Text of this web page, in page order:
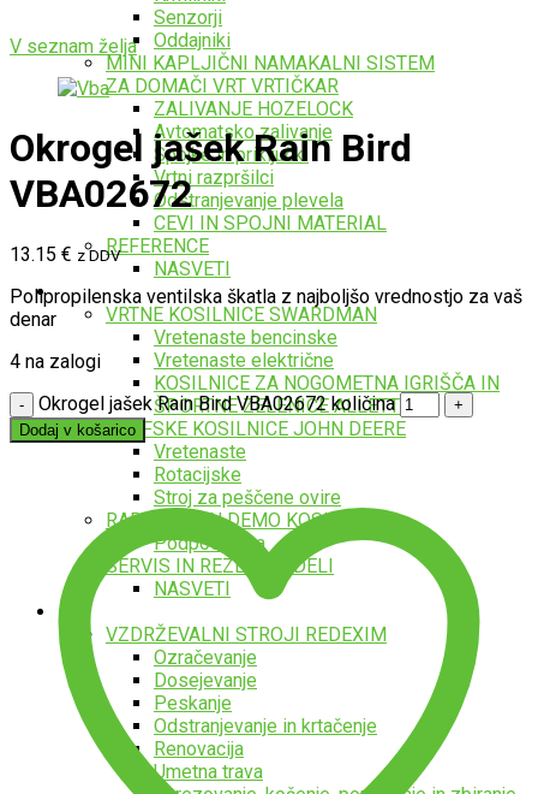
Senzorji
Oddajniki
MINI KAPLJIČNI NAMAKALNI SISTEM
ZA DOMAČI VRT VRTIČKAR
ZALIVANJE HOZELOCK
Avtomatsko zalivanje
Spojke in priključki
Vrtni razpršilci
Odstranjevanje plevela
CEVI IN SPOJNI MATERIAL
REFERENCE
NASVETI
Kosilnice
VRTNE KOSILNICE SWARDMAN
Vretenaste bencinske
Vretenaste električne
KOSILNICE ZA NOGOMETNA IGRIŠČA IN
ŠPORTNE ZELENICE ALLETT
GOLFSKE KOSILNICE JOHN DEERE
Vretenaste
Rotacijske
Stroj za peščene ovire
RABLJENE IN DEMO KOSILNICE
Podpostavka
SERVIS IN REZERVNI DELI
NASVETI
Vzdrževalni stroji
VZDRŽEVALNI STROJI REDEXIM
Ozračevanje
Dosejevanje
Peskanje
Odstranjevanje in krtačenje
Renovacija
Umetna trava
V seznam želja
Okrogel jašek Rain Bird
VBA02672
13.15 € z DDV
Polipropilenska ventilska škatla z najboljšo vrednostjo za vaš
denar
4 na zalogi
Okrogel jašek Rain Bird VBA02672 količina
Dodaj v košarico